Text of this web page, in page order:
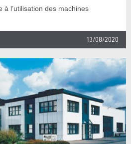
l’utilisation des machines
13/08/2020